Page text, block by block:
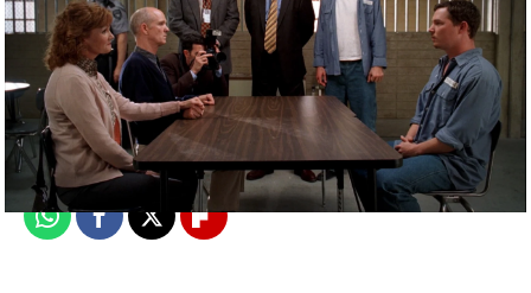
neox
Madrid
Publicado:22 de febrero de 2021, 22:32
WhatsappFacebook
X Flipboard